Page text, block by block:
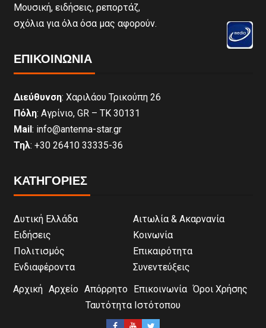
Μουσική, ειδήσεις, ρεπορτάζ,
σχόλια για όλα όσα μας αφορούν.
ΕΠΙΚΟΙΝΩΝΊΑ
Διεύθυνση: Χαριλάου Τρικούπη 26
Πόλη: Αγρίνιο, GR – ΤΚ 30131
Mail: info@antenna-star.gr
Τηλ: +30 26410 33335-36
ΚΑΤΗΓΟΡΙΕΣ
Δυτική Ελλάδα
Αιτωλία & Ακαρνανία
Ειδήσεις
Κοινωνία
Πολιτισμός
Επικαιρότητα
Ενδιαφέροντα
Συνεντεύξεις
Αρχική Αρχείο Απόρρητο Επικοινωνία Όροι Χρήσης
Ταυτότητα Ιστότοπου